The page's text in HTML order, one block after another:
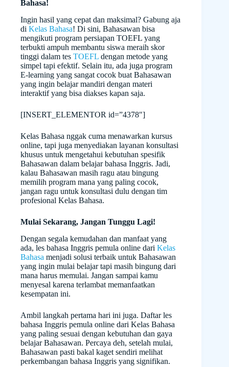
Bahasa!
Ingin hasil yang cepat dan maksimal? Gabung aja
di Kelas Bahasa! Di sini, Bahasawan bisa
mengikuti program persiapan TOEFL yang
terbukti ampuh membantu siswa meraih skor
tinggi dalam tes TOEFL dengan metode yang
simpel tapi efektif. Selain itu, ada juga program
E-learning yang sangat cocok buat Bahasawan
yang ingin belajar mandiri dengan materi
interaktif yang bisa diakses kapan saja.
[INSERT_ELEMENTOR id=”4378″]
Kelas Bahasa nggak cuma menawarkan kursus
online, tapi juga menyediakan layanan konsultasi
khusus untuk mengetahui kebutuhan spesifik
Bahasawan dalam belajar bahasa Inggris. Jadi,
kalau Bahasawan masih ragu atau bingung
memilih program mana yang paling cocok,
jangan ragu untuk konsultasi dulu dengan tim
profesional Kelas Bahasa.
Mulai Sekarang, Jangan Tunggu Lagi!
Dengan segala kemudahan dan manfaat yang
ada, les bahasa Inggris pemula online dari Kelas
Bahasa menjadi solusi terbaik untuk Bahasawan
yang ingin mulai belajar tapi masih bingung dari
mana harus memulai. Jangan sampai kamu
menyesal karena terlambat memanfaatkan
kesempatan ini.
Ambil langkah pertama hari ini juga. Daftar les
bahasa Inggris pemula online dari Kelas Bahasa
yang paling sesuai dengan kebutuhan dan gaya
belajar Bahasawan. Percaya deh, setelah mulai,
Bahasawan pasti bakal kaget sendiri melihat
perkembangan bahasa Inggris yang signifikan.